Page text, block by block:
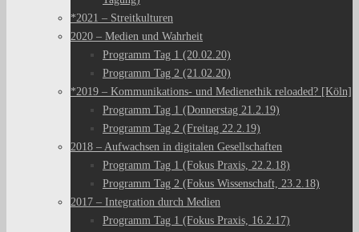
*2021 – Streitkulturen
2020 – Medien und Wahrheit
Programm Tag 1 (20.02.20)
Programm Tag 2 (21.02.20)
*2019 – Kommunikations- und Medienethik reloaded? [Köln]
Programm Tag 1 (Donnerstag 21.2.19)
Programm Tag 2 (Freitag 22.2.19)
2018 – Aufwachsen in digitalen Gesellschaften
Programm Tag 1 (Fokus Praxis, 22.2.18)
Programm Tag 2 (Fokus Wissenschaft, 23.2.18)
2017 – Integration durch Medien
Programm Tag 1 (Fokus Praxis, 16.2.17)